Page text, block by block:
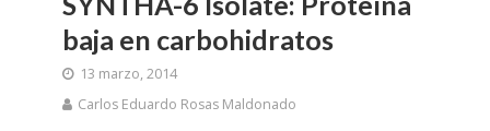
baja en carbohidratos
13 marzo, 2014
Carlos Eduardo Rosas Maldonado